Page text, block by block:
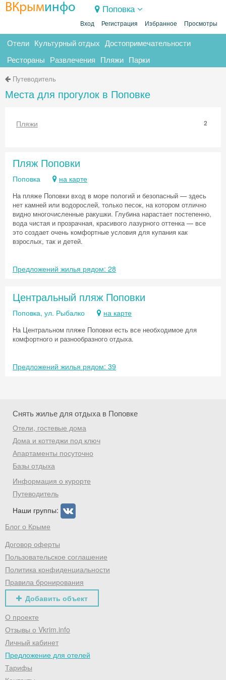
ВКрыминфо Поповка
Вход Регистрация Избранное Просмотры
Отели Культурный отдых Достопримечательности
Рестораны Развлечения Пляжи Парки
Путеводитель
Места для прогулок в Поповке
Пляжи 2
Пляж Поповки
Поповка на карте
На пляже Поповки вход в море пологий и безопасный — здесь
нет камней или водорослей, только песок, на котором отлично
видно многочисленные ракушки. Глубина нарастает постепенно,
вода чистая и прозрачная, красивого лазурного оттенка — все
это создает очень комфортные условия для купания как
взрослых, так и детей.
Предложений жилья рядом: 28
Центральный пляж Поповки
Поповка, ул. Рыбалко на карте
На Центральном пляже Поповки есть все необходимое для
комфортного и разнообразного отдыха.
Предложений жилья рядом: 39
Снять жилье для отдыха в Поповке
Отели, гостевые дома
Дома и коттеджи под ключ
Апартаменты посуточно
Базы отдыха
Информация о курорте
Путеводитель
Наши группы:
Блог о Крыме
Договор оферты
Пользовательское соглашение
Политика конфиденциальности
Правила бронирования
Добавить объект
О проекте
Отзывы о Vkrim.info
Личный кабинет
Предложение для отелей
Тарифы
Скидка −5%
Хочешь дешевле? Оставь почту и получи
промокод на первое бронирование!